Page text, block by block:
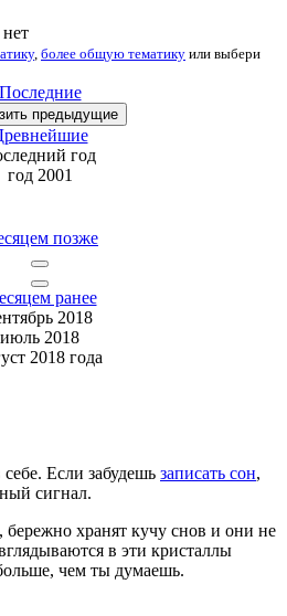
, более общую тематику или выбери
Последние
предыдущие
год
год 2001
позже
ранее
2018
июль 2018
2018 года
Если забудешь записать сон,
сигнал.
бережно хранят кучу снов и они не
в эти кристаллы
чем ты думаешь.